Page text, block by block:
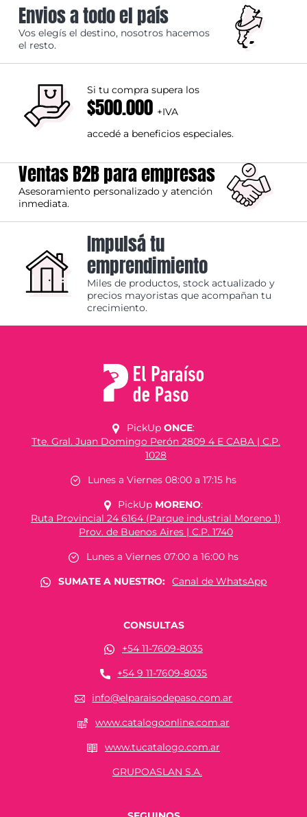
Envios a todo el país
Vos elegís el destino, nosotros hacemos
el resto.
Si tu compra supera los
$500.000 +IVA
accedé a beneficios especiales.
Ventas B2B para empresas
Asesoramiento personalizado y atención
inmediata.
Impulsá tu
emprendimiento
Miles de productos, stock actualizado y
precios mayoristas que acompañan tu
crecimiento.
PickUp ONCE:
Tte. Gral. Juan Domingo Perón 2809 4 E CABA | C.P.
1028
Lunes a Viernes 08:00 a 17:15 hs
PickUp MORENO:
Ruta Provincial 24 6164 (Parque industrial Moreno 1)
Prov. de Buenos Aires | C.P. 1740
Lunes a Viernes 07:00 a 16:00 hs
SUMATE A NUESTRO:
Canal de WhatsApp
CONSULTAS
+54 11-7609-8035
+54 9 11-7609-8035
info@elparaisodepaso.com.ar
www.catalogoonline.com.ar
www.tucatalogo.com.ar
GRUPOASLAN S.A.